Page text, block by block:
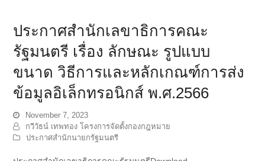
ประกาศสำนักเลขาธิการคณะ
รัฐมนตรี เรื่อง ลักษณะ รูปแบบ
ขนาด วิธีการและหลักเกณฑ์การส่ง
ข้อมูลอิเล็กทรอนิกส์ พ.ศ.2566
November 7, 2023
กวีวัธน์ เทพทอง โครงการจัดตั้งกองกฎหมาย
ประกาศสำนักนายกรัฐมนตรี